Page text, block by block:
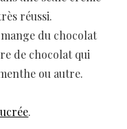
réussi.
mange du chocolat
de chocolat qui
ou autre.
.